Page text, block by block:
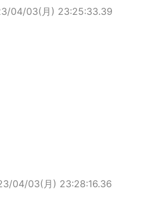
04/03(月) 23:25:33.39
04/03(月) 23:28:16.36